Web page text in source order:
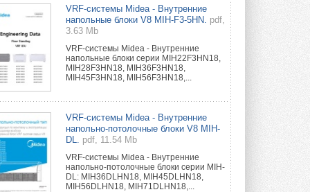
30 ИЮЛЯ 2026
Канальные вентиляторы с ЕС-
двигателями Sysimple TRS EC
Poti
Новинка от Системэйр —
прямоугольный канальный ...
Краска для окон: как выбрать
состав, который не
растрескается после первой
зимы
Частые вопросы о краске для окон ...
30 ИЮЛЯ 2026
VRF-системы Midea - Внутренние
напольные блоки V8 MIH-F3-5HN. pdf,
3.63 Mb
VRF-системы Midea - Внутренние
напольные блоки серии MIH22F3HN18,
MIH28F3HN18, MIH36F3HN18,
MIH45F3HN18, MIH56F3HN18,...
VRF-системы Midea - Внутренние
напольно-потолочные блоки V8 MIH-
DL.
pdf, 11.54 Mb
VRF-системы Midea - Внутренние
напольно-потолочные блоки серии MIH-
DL: MIH36DLHN18, MIH45DLHN18,
MIH56DLHN18, MIH71DLHN18,...